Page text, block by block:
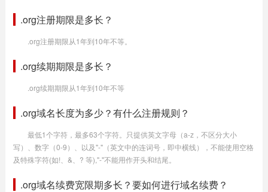
.org注册期限是多长？
.org注册期限从1年到10年不等。
.org续期期限是多长？
.org续期期限从1年到10年不等
.org域名长度为多少？有什么注册规则？
最低1个字符，最多63个字符。只提供英文字母（a-z，不区分大小
写）、数字（0-9）、以及"-"（英文中的连词号，即中横线），不能使用空格
及特殊字符(如!、&、? 等),"-"不能用作开头和结尾。
.org域名续费宽限期多长？要如何进行域名续费？